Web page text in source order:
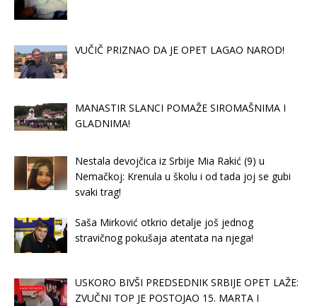
VUČIČ PRIZNAO DA JE OPET LAGAO NAROD!
MANASTIR SLANCI POMAŽE SIROMAŠNIMA I
GLADNIMA!
Nestala devojčica iz Srbije Mia Rakić (9) u
Nemačkoj: Krenula u školu i od tada joj se gubi
svaki trag!
Saša Mirković otkrio detalje još jednog
stravičnog pokušaja atentata na njega!
USKORO BIVŠI PREDSEDNIK SRBIJE OPET LAŽE:
ZVUČNI TOP JE POSTOJAO 15. MARTA I